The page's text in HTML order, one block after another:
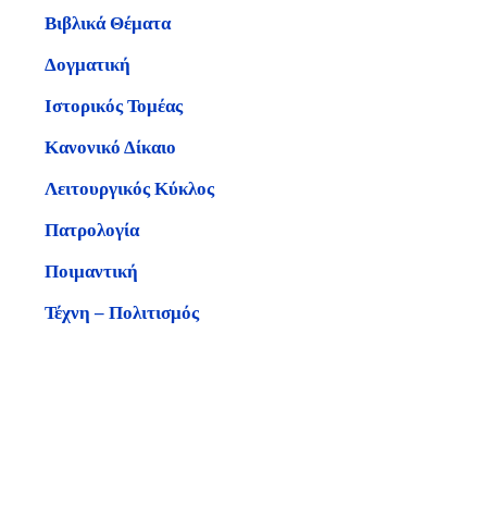
Βιβλικά Θέματα
Δογματική
Ιστορικός Τομέας
Κανονικό Δίκαιο
Λειτουργικός Κύκλος
Πατρολογία
Ποιμαντική
Τέχνη – Πολιτισμός